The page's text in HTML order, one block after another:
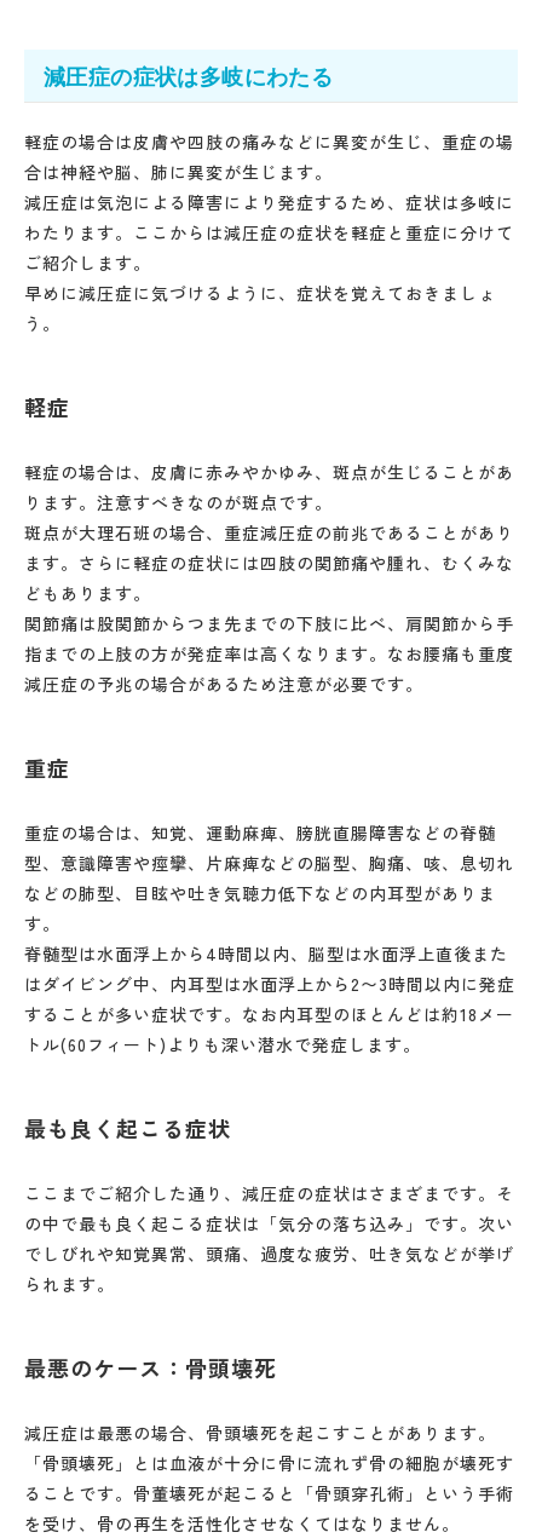
減圧症の症状は多岐にわたる
軽症の場合は皮膚や四肢の痛みなどに異変が生じ、重症の場
合は神経や脳、肺に異変が生じます。
減圧症は気泡による障害により発症するため、症状は多岐に
わたります。ここからは減圧症の症状を軽症と重症に分けて
ご紹介します。
早めに減圧症に気づけるように、症状を覚えておきましょ
う。
軽症
軽症の場合は、皮膚に赤みやかゆみ、斑点が生じることがあ
ります。注意すべきなのが斑点です。
斑点が大理石班の場合、重症減圧症の前兆であることがあり
ます。さらに軽症の症状には四肢の関節痛や腫れ、むくみな
どもあります。
関節痛は股関節からつま先までの下肢に比べ、肩関節から手
指までの上肢の方が発症率は高くなります。なお腰痛も重度
減圧症の予兆の場合があるため注意が必要です。
重症
重症の場合は、知覚、運動麻痺、膀胱直腸障害などの脊髄
型、意識障害や痙攣、片麻痺などの脳型、胸痛、咳、息切れ
などの肺型、目眩や吐き気聴力低下などの内耳型がありま
す。
脊髄型は水面浮上から4時間以内、脳型は水面浮上直後また
はダイビング中、内耳型は水面浮上から2〜3時間以内に発症
することが多い症状です。なお内耳型のほとんどは約18メー
トル(60フィート)よりも深い潜水で発症します。
最も良く起こる症状
ここまでご紹介した通り、減圧症の症状はさまざまです。そ
の中で最も良く起こる症状は「気分の落ち込み」です。次い
でしびれや知覚異常、頭痛、過度な疲労、吐き気などが挙げ
られます。
最悪のケース：骨頭壊死
減圧症は最悪の場合、骨頭壊死を起こすことがあります。
「骨頭壊死」とは血液が十分に骨に流れず骨の細胞が壊死す
ることです。骨董壊死が起こると「骨頭穿孔術」という手術
を受け、骨の再生を活性化させなくてはなりません。